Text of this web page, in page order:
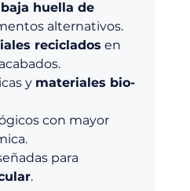
baja huella de
alternativos.
reciclados en
y materiales bio-
con mayor
para
.